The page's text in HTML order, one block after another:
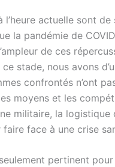
actuelle sont de
la pandémie de
de ces
stade, nous avons
confrontés n’ont
moyens et les
militaire, la logistique
face à une crise
pertinent